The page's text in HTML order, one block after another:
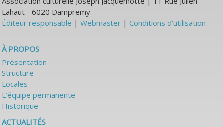
Lahaut - 6020 Dampremy
Éditeur responsable |Webmaster |Conditions d'utilisation
À PROPOS
Présentation
Structure
Locales
L’équipe permanente
Historique
ACTUALITÉS